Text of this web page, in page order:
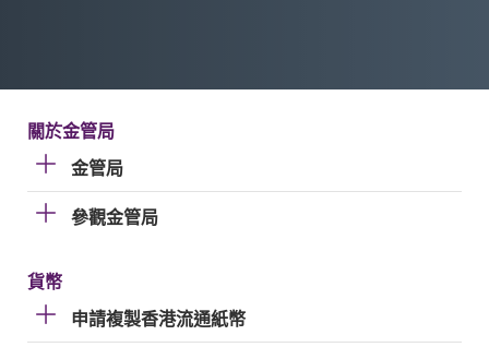
關於金管局
金管局
參觀金管局
貨幣
申請複製香港流通紙幣